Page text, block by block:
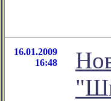
16.01.2009
16:48